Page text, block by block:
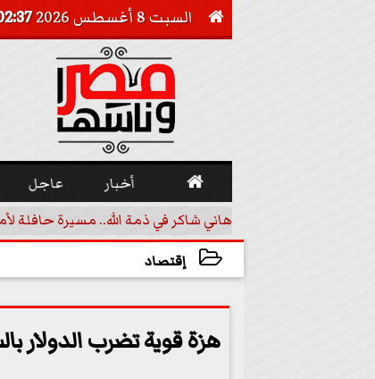
 السبت 8 أغسطس 2026 02:37
 أخبار عاجل
هاني شاكر في ذمة الله.. مسيرة حافلة
إقتصاد